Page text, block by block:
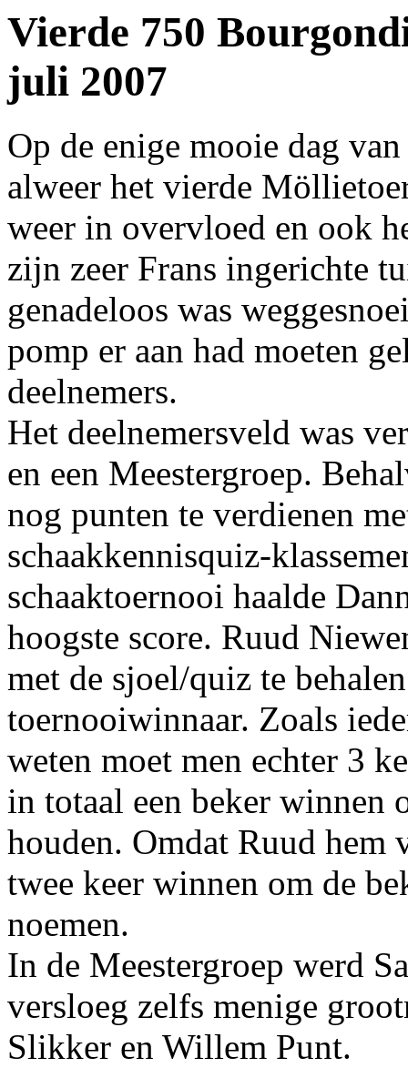
Vierde 750
juli 2007
Op de enige mooie dag
alweer het vierde
weer in overvloed en ook
zijn zeer Frans ingerichte
genadeloos was
pomp er aan had moeten
deelnemers.
Het deelnemersveld was
en een Meestergroep.
nog punten te verdienen
schaakkennisquiz-
schaaktoernooi haalde
hoogste score. Ruud
met de sjoel/quiz te
toernooiwinnaar. Zoals
weten moet men echter 3
in totaal een beker winnen
houden. Omdat Ruud
twee keer winnen om de
noemen.
In de Meestergroep werd
versloeg zelfs menige
Slikker en Willem Punt.